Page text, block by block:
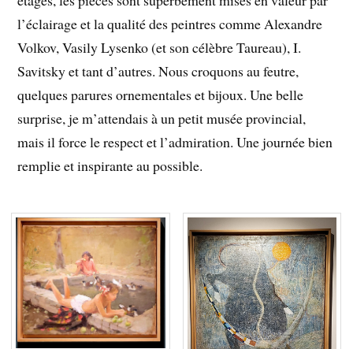
l’éclairage et la qualité des peintres comme Alexandre
Volkov, Vasily Lysenko (et son célèbre Taureau), I.
Savitsky et tant d’autres. Nous croquons au feutre,
quelques parures ornementales et bijoux. Une belle
surprise, je m’attendais à un petit musée provincial,
mais il force le respect et l’admiration. Une journée bien
remplie et inspirante au possible.